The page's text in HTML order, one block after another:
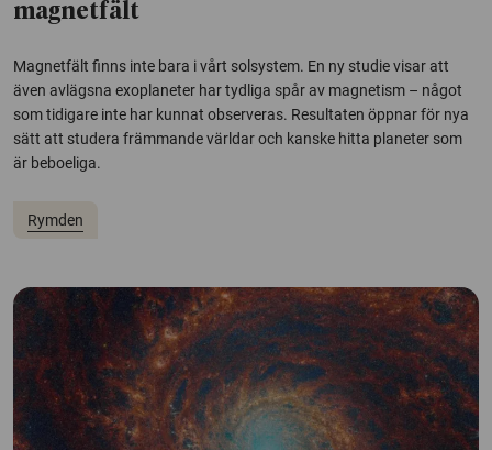
magnetfält
Magnetfält finns inte bara i vårt solsystem. En ny studie visar att
även avlägsna exoplaneter har tydliga spår av magnetism – något
som tidigare inte har kunnat observeras. Resultaten öppnar för nya
sätt att studera främmande världar och kanske hitta planeter som
är beboeliga.
Rymden